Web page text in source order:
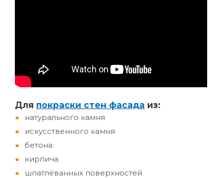
Для покраски стен фасада из:
натурального камня
искусственного камня
бетона
кирпича
шпатлёванных поверхностей